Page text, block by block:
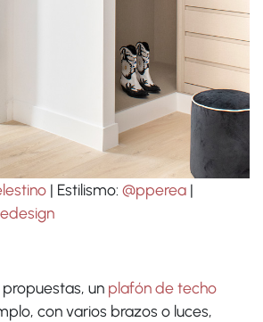
| Estilismo: @pperea |
un plafón de techo
con varios brazos o luces,